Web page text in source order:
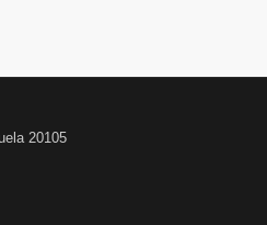
20105